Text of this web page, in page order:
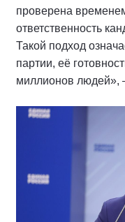
проверена
ответственность
Такой подход
партии, её
миллионов людей»,